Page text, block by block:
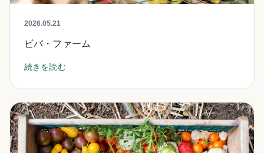
2026.05.21
ビバ・ファーム
続きを読む